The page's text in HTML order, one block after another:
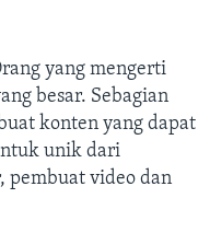
yang mengerti
besar. Sebagian
konten yang dapat
unik dari
pembuat video dan